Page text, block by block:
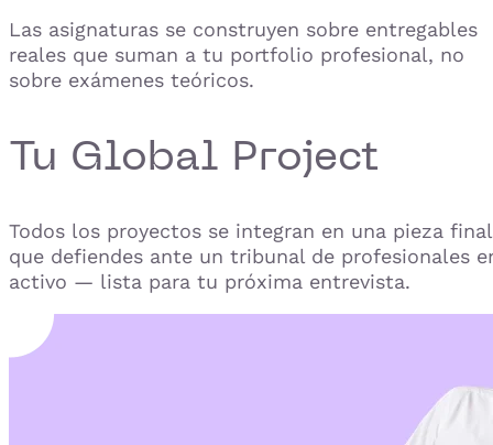
Las asignaturas se construyen sobre entregables
reales que suman a tu portfolio profesional, no
sobre exámenes teóricos.
Tu Global Project
Todos los proyectos se integran en una pieza final
que defiendes ante un tribunal de profesionales
activo — lista para tu próxima entrevista.